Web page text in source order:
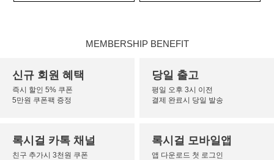
MEMBERSHIP BENEFIT
신규 회원 혜택
즉시 할인 5% 쿠폰
5만원 쿠폰팩 증정
당일 출고
평일 오후 3시 이전
결제 완료시 당일 발송
록시걸 카톡 채널
친구 추가시 3천원 쿠폰
록시걸 모바일앱
앱 다운로드 첫 로그인